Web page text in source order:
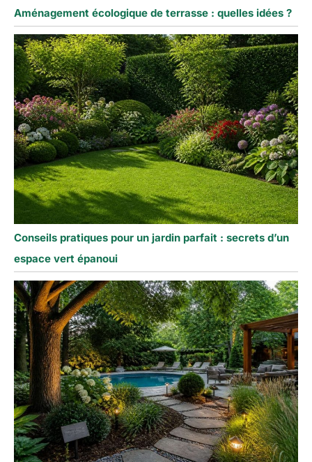
Aménagement écologique de terrasse : quelles idées ?
Conseils pratiques pour un jardin parfait : secrets d’un
espace vert épanoui